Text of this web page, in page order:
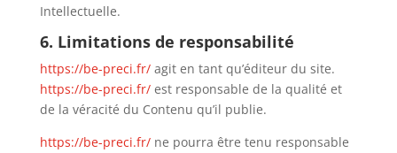
Intellectuelle.
6. Limitations de responsabilité
https://be-preci.fr/agit en tant qu’éditeur du site.
https://be-preci.fr/est responsable de la qualité et
de la véracité du Contenu qu’il publie.
https://be-preci.fr/ne pourra être tenu responsable